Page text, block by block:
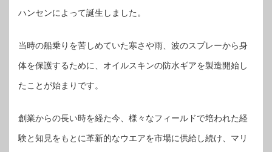
ハンセンによって誕生しました。
当時の船乗りを苦しめていた寒さや雨、波のスプレーから身
体を保護するために、オイルスキンの防水ギアを製造開始し
たことが始まりです。
創業からの長い時を経た今、様々なフィールドで培われた経
験と知見をもとに革新的なウエアを市場に供給し続け、マリ